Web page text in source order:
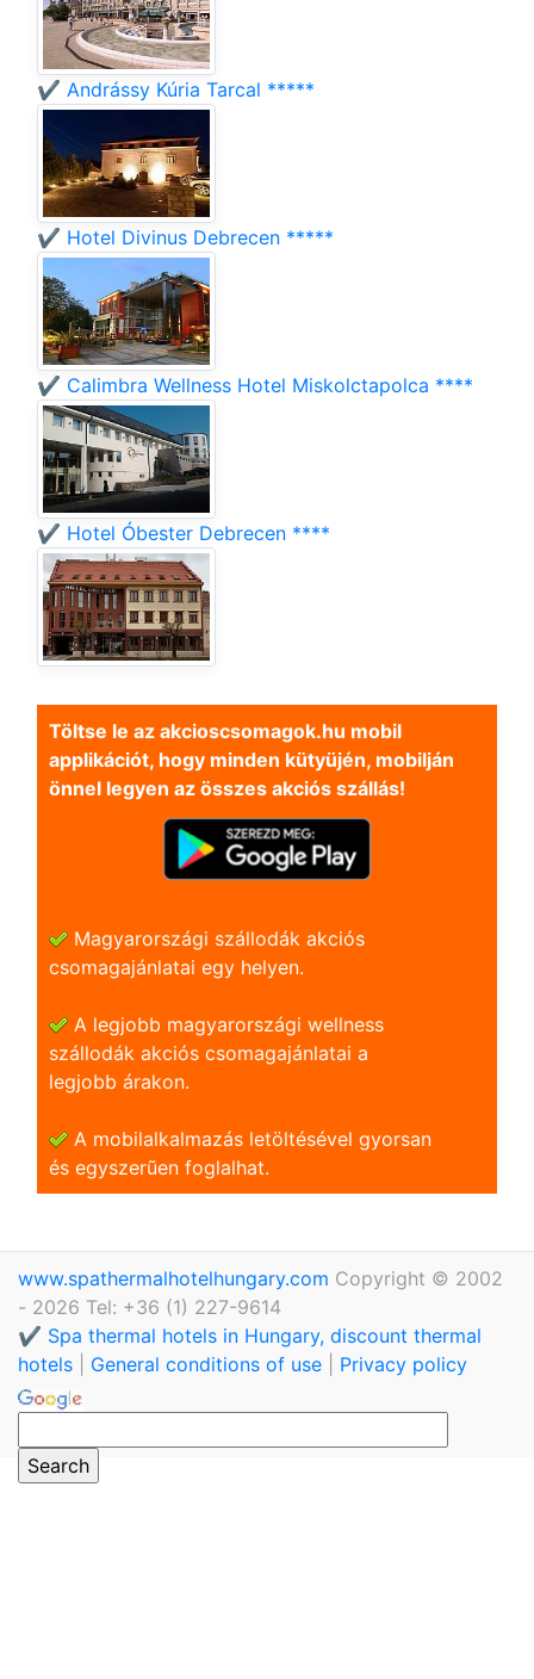
✔️ Andrássy Kúria Tarcal *****
✔️ Hotel Divinus Debrecen *****
✔️ Calimbra Wellness Hotel Miskolctapolca ****
✔️ Hotel Óbester Debrecen ****
Töltse le az akcioscsomagok.hu mobil
applikációt, hogy minden kütyüjén, mobilján
önnel legyen az összes akciós szállás!
Magyarországi szállodák akciós
csomagajánlatai egy helyen.
A legjobb magyarországi wellness
szállodák akciós csomagajánlatai a
legjobb árakon.
A mobilalkalmazás letöltésével gyorsan
és egyszerũen foglalhat.
www.spathermalhotelhungary.com Copyright © 2002
- 2026 Tel: +36 (1) 227-9614
✔️ Spa thermal hotels in Hungary, discount thermal
hotels
General conditions of use Privacy policy